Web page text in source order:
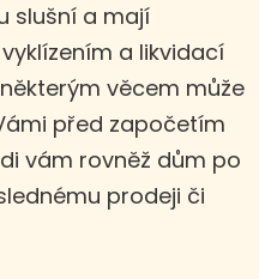
slušní a mají
a likvidací
věcem může
před započetím
vám rovněž dům po
prodeji či